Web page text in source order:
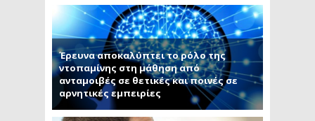
Έρευνα αποκαλύπτει το ρόλο της
ντοπαμίνης στη μάθηση από
ανταμοιβές σε θετικές και ποινές σε
αρνητικές εμπειρίες